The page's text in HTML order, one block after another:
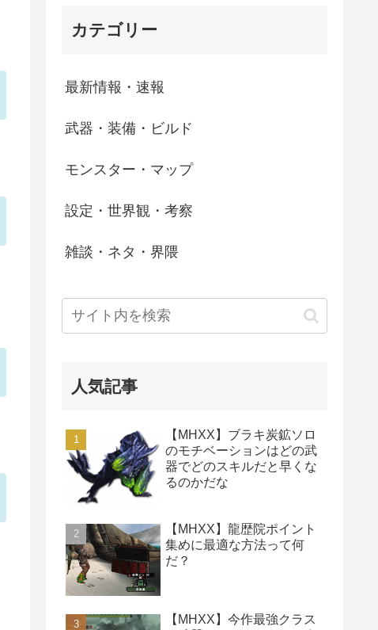
カテゴリー
最新情報・速報
武器・装備・ビルド
モンスター・マップ
設定・世界観・考察
雑談・ネタ・界隈
人気記事
【MHXX】ブラキ炭鉱ソロ
のモチベーションはどの武
器でどのスキルだと早くな
るのかだな
【MHXX】龍歴院ポイント
集めに最適な方法って何
だ？
【MHXX】今作最強クラス